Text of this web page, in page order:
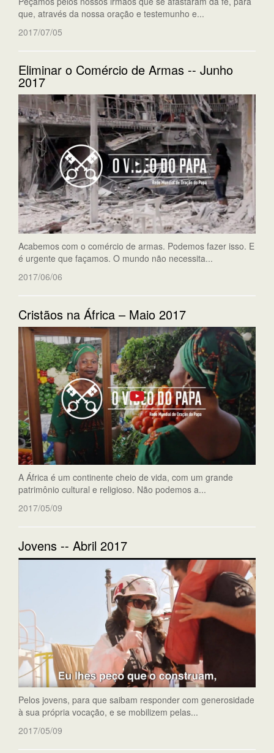
que, através da nossa oração e testemunho e...
2017/07/05
Eliminar o Comércio de Armas -- Junho
2017
Acabemos com o comércio de armas. Podemos fazer isso. E
é urgente que façamos. O mundo não necessita...
2017/06/06
Cristãos na África – Maio 2017
A África é um continente cheio de vida, com um grande
patrimônio cultural e religioso. Não podemos a...
2017/05/09
Jovens -- Abril 2017
Pelos jovens, para que saibam responder com generosidade
à sua própria vocação, e se mobilizem pelas...
2017/05/09